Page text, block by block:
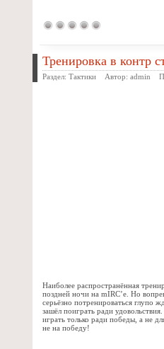
Тренировка в контр
Раздел: Тактики Автор: admin
Наиболее распространённая
поздней ночи на mIRC’е. Но
серьёзно потренироваться глупо
зашёл поиграть ради
играть только ради победы, а не
не на победу!